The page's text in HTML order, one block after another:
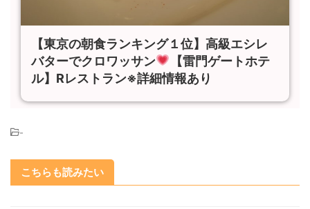
【東京の朝食ランキング１位】高級エシレ
バターでクロワッサン
【雷門ゲートホテ
ル】Rレストラン※詳細情報あり
-
こちらも読みたい